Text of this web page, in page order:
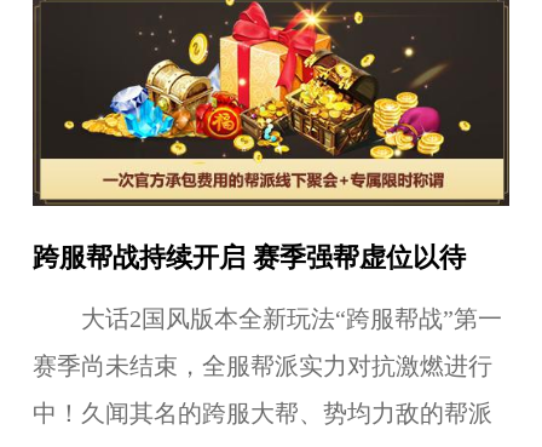
跨服帮战持续开启 赛季强帮虚位以待
大话2国风版本全新玩法“跨服帮战”第一
赛季尚未结束，全服帮派实力对抗激燃进行
中！久闻其名的跨服大帮、势均力敌的帮派